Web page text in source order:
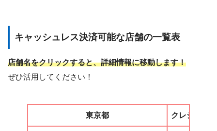
キャッシュレス決済可能な店舗の一覧表
店舗名をクリックすると、詳細情報に移動します！
ぜひ活用してください！
東京都 クレジット